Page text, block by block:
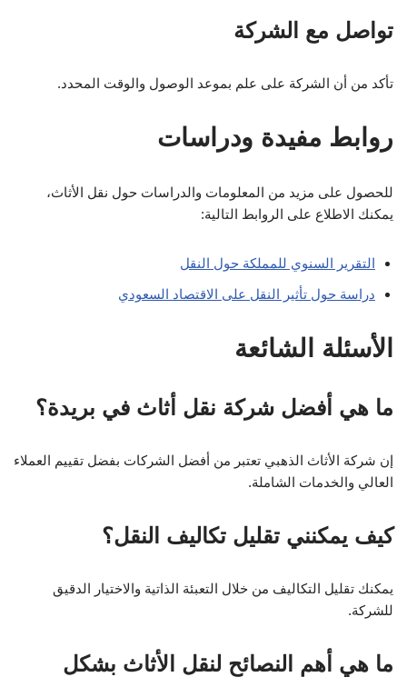
تواصل مع الشركة
تأكد من أن الشركة على علم بموعد الوصول والوقت المحدد.
روابط مفيدة ودراسات
للحصول على مزيد من المعلومات والدراسات حول نقل الأثاث،
يمكنك الاطلاع على الروابط التالية:
التقرير السنوي للمملكة حول النقل
دراسة حول تأثير النقل على الاقتصاد السعودي
الأسئلة الشائعة
ما هي أفضل شركة نقل أثاث في بريدة؟
إن شركة الأثاث الذهبي تعتبر من أفضل الشركات بفضل تقييم العملاء
العالي والخدمات الشاملة.
كيف يمكنني تقليل تكاليف النقل؟
يمكنك تقليل التكاليف من خلال التعبئة الذاتية والاختيار الدقيق
للشركة.
ما هي أهم النصائح لنقل الأثاث بشكل